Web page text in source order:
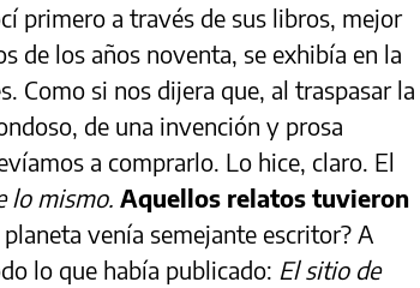
primero a través de sus libros, mejor
de los años noventa, se exhibía en la
Como si nos dijera que, al traspasar la
de una invención y prosa
a comprarlo. Lo hice, claro. El
lo mismo. Aquellos relatos tuvieron
planeta venía semejante escritor? A
lo que había publicado: El sitio de